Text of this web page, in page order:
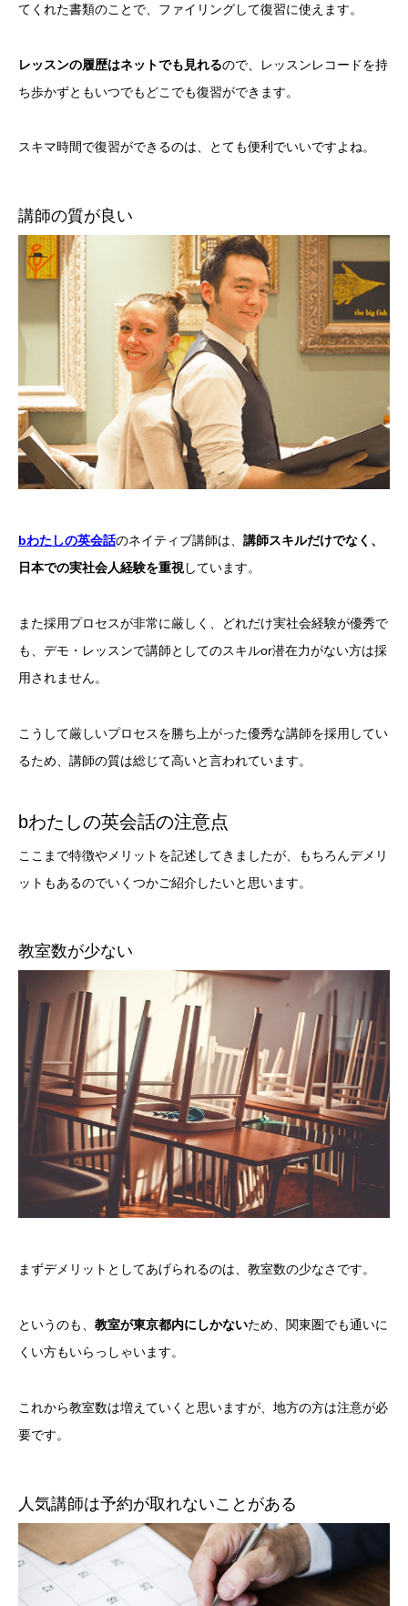
てくれた書類のことで、ファイリングして復習に使えます。
レッスンの履歴はネットでも見れるので、レッスンレコードを持
ち歩かずともいつでもどこでも復習ができます。
スキマ時間で復習ができるのは、とても便利でいいですよね。
講師の質が良い
bわたしの英会話のネイティブ講師は、 講師スキルだけでなく、
日本での実社会人経験を重視しています。
また採用プロセスが非常に厳しく、どれだけ実社会経験が優秀で
も、デモ・レッスンで講師としてのスキルor潜在力がない方は採
用されません。
こうして厳しいプロセスを勝ち上がった優秀な講師を採用してい
るため、講師の質は総じて高いと言われています。
bわたしの英会話の注意点
ここまで特徴やメリットを記述してきましたが、もちろんデメリ
ットもあるのでいくつかご紹介したいと思います。
教室数が少ない
まずデメリットとしてあげられるのは、教室数の少なさです。
というのも、 教室が東京都内にしかないため、関東圏でも通いに
くい方もいらっしゃいます。
これから教室数は増えていくと思いますが、地方の方は注意が必
要です。
人気講師は予約が取れないことがある